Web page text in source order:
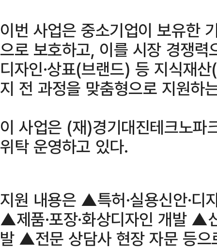
이번 사업은 중소기업이 보유한
으로 보호하고, 이를 시장 경쟁력
디자인·상표(브랜드) 등 지식재
지 전 과정을 맞춤형으로 지원하
이 사업은 (재)경기대진테크노파
위탁 운영하고 있다.
지원 내용은 ▲특허·실용신안·디
▲제품·포장·화상디자인 개발 ▲
발 ▲전문 상담사 현장 자문 등으